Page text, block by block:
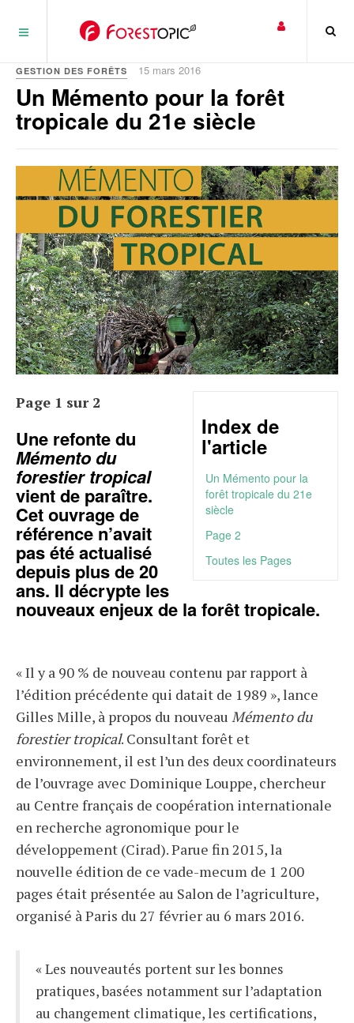
GESTION DES FORÊTS 15 mars 2016
Un Mémento pour la forêt
tropicale du 21e siècle
Index de
l'article
Un Mémento pour la
forêt tropicale du 21e
siècle
Page 2
Toutes les Pages
Page 1 sur 2
Une refonte du
Mémento du
forestier tropical
vient de paraître.
Cet ouvrage de
référence n’avait
pas été actualisé
depuis plus de 20
ans. Il décrypte les
nouveaux enjeux de la forêt tropicale.
« Il y a 90 % de nouveau contenu par rapport à
l’édition précédente qui datait de 1989 », lance
Gilles Mille, à propos du nouveau Mémento du
forestier tropical. Consultant forêt et
environnement, il est l’un des deux coordinateurs
de l’ouvrage avec Dominique Louppe, chercheur
au Centre français de coopération internationale
en recherche agronomique pour le
développement (Cirad). Parue fin 2015, la
nouvelle édition de ce vade-mecum de 1 200
pages était présentée au Salon de l’agriculture,
organisé à Paris du 27 février au 6 mars 2016.
« Les nouveautés portent sur les bonnes
pratiques, basées notamment sur l’adaptation
au changement climatique, les certifications,